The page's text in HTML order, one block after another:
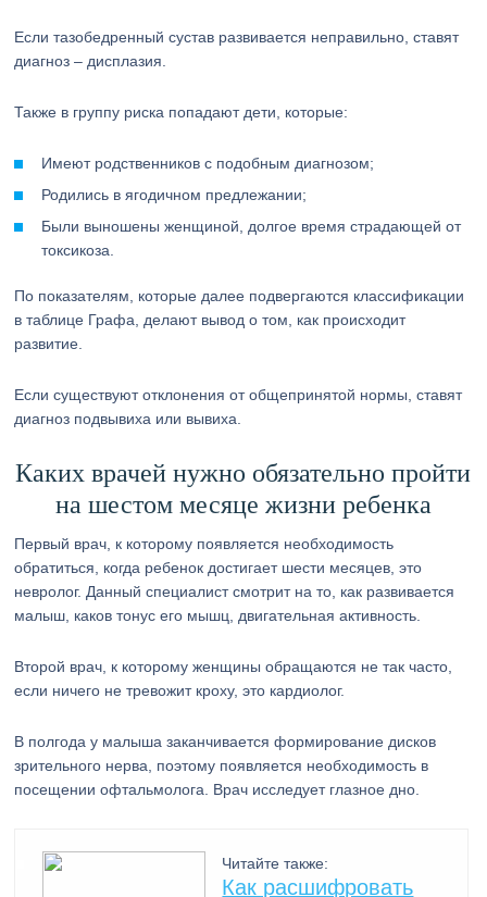
Если тазобедренный сустав развивается неправильно, ставят
диагноз – дисплазия.
Также в группу риска попадают дети, которые:
Имеют родственников с подобным диагнозом;
Родились в ягодичном предлежании;
Были выношены женщиной, долгое время страдающей от
токсикоза.
По показателям, которые далее подвергаются классификации
в таблице Графа, делают вывод о том, как происходит
развитие.
Если существуют отклонения от общепринятой нормы, ставят
диагноз подвывиха или вывиха.
Каких врачей нужно обязательно пройти
на шестом месяце жизни ребенка
Первый врач, к которому появляется необходимость
обратиться, когда ребенок достигает шести месяцев, это
невролог. Данный специалист смотрит на то, как развивается
малыш, каков тонус его мышц, двигательная активность.
Второй врач, к которому женщины обращаются не так часто,
если ничего не тревожит кроху, это кардиолог.
В полгода у малыша заканчивается формирование дисков
зрительного нерва, поэтому появляется необходимость в
посещении офтальмолога. Врач исследует глазное дно.
Читайте также:
Как расшифровать